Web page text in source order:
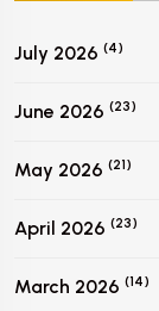
July 2026 (4)
June 2026 (23)
May 2026 (21)
April 2026 (23)
March 2026 (14)